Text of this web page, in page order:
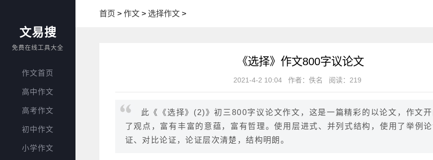
文易搜
免费在线工具大全
作文首页
高中作文
高考作文
初中作文
小学作文
首页 > 作文> 选择作文>
《选择》作文800字议论文
2021-4-2 10:04 作者：佚名 阅读：219
此《《选择》(2)》初三800字议论文作文，这是一篇精彩的以论文，作文
了观点，富有丰富的意蕴，富有哲理。使用层进式、并列式结构，使用了举例
证、对比论证，论证层次清楚，结构明朗。